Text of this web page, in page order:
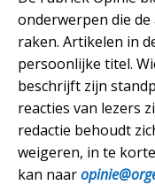
onderwerpen die
raken. Artikelen in
persoonlijke titel.
beschrijft zijn
reacties van lezers
redactie behoudt
weigeren, in te
kan naar